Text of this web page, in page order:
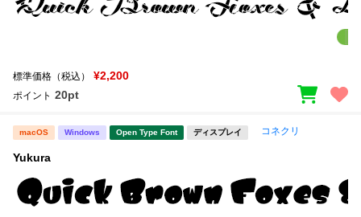
標準価格（税込） ¥2,200
ポイント 20pt
macOS Windows Open Type Font ディスプレイ コネクリ
Yukura